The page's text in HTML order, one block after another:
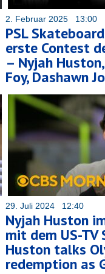
2. Februar 2025 13:00
PSL
erste Contest
– Nyjah
Foy, Dashawn
29. Juli 2024 12:40
Nyjah Huston
mit dem US-TV
Huston talks
redemption as